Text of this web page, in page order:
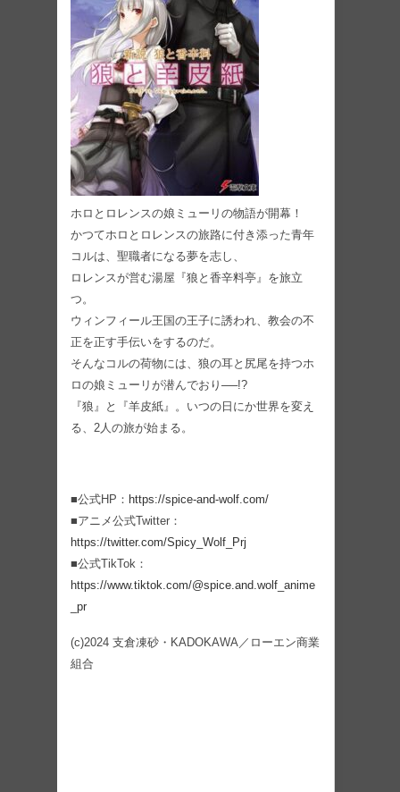
ホロとロレンスの娘ミューリの物語が開幕！
かつてホロとロレンスの旅路に付き添った⻘年
コルは、聖職者になる夢を志し、
ロレンスが営む湯屋『狼と香辛料亭』を旅立
つ。
ウィンフィール王国の王子に誘われ、教会の不
正を正す手伝いをするのだ。
そんなコルの荷物には、狼の耳と尻尾を持つホ
ロの娘ミューリが潜んでおり──!?
『狼』と『羊皮紙』。いつの日にか世界を変え
る、2人の旅が始まる。
■公式HP： https://spice-and-wolf.com/
■アニメ公式Twitter：
https://twitter.com/Spicy_Wolf_Prj
■公式TikTok：
https://www.tiktok.com/@spice.and.wolf_anime
_pr
(c)2024 支倉凍砂・KADOKAWA／ローエン商業
組合